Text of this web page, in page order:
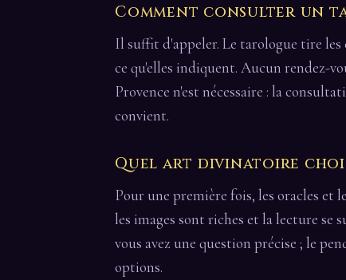
Comment consulter un
Il suffit d'appeler. Le tarologue tire
ce qu'elles indiquent. Aucun rendez-
Provence n'est nécessaire : la
convient.
Quel art divinatoire
Pour une première fois, les oracles et
les images sont riches et la lecture se
vous avez une question précise ; le
options.